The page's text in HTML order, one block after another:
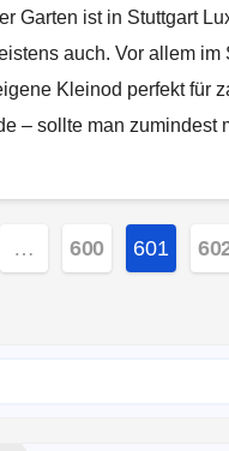
Garten ist in Stuttgart
auch. Vor allem im
Kleinod perfekt für
– sollte man zumindest
… 600 601